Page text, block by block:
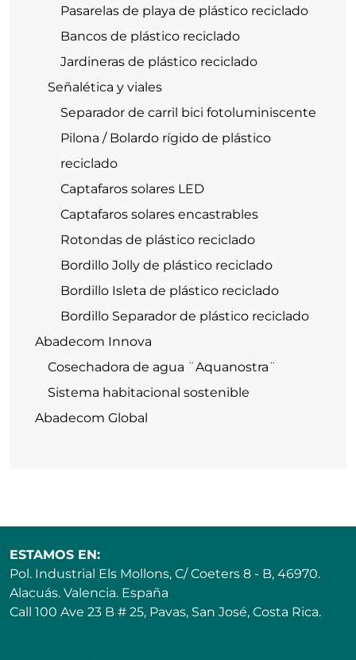
Pasarelas de playa de plástico reciclado
Bancos de plástico reciclado
Jardineras de plástico reciclado
Señalética y viales
Separador de carril bici fotoluminiscente
Pilona / Bolardo rígido de plástico
reciclado
Captafaros solares LED
Captafaros solares encastrables
Rotondas de plástico reciclado
Bordillo Jolly de plástico reciclado
Bordillo Isleta de plástico reciclado
Bordillo Separador de plástico reciclado
Abadecom Innova
Cosechadora de agua ¨Aquanostra¨
Sistema habitacional sostenible
Abadecom Global
ESTAMOS EN:
Pol. Industrial Els Mollons, C/ Coeters 8 - B, 46970.
Alacuás. Valencia. España
Call 100 Ave 23 B # 25, Pavas, San José, Costa Rica.